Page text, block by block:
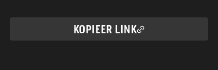
KOPIEER LINK